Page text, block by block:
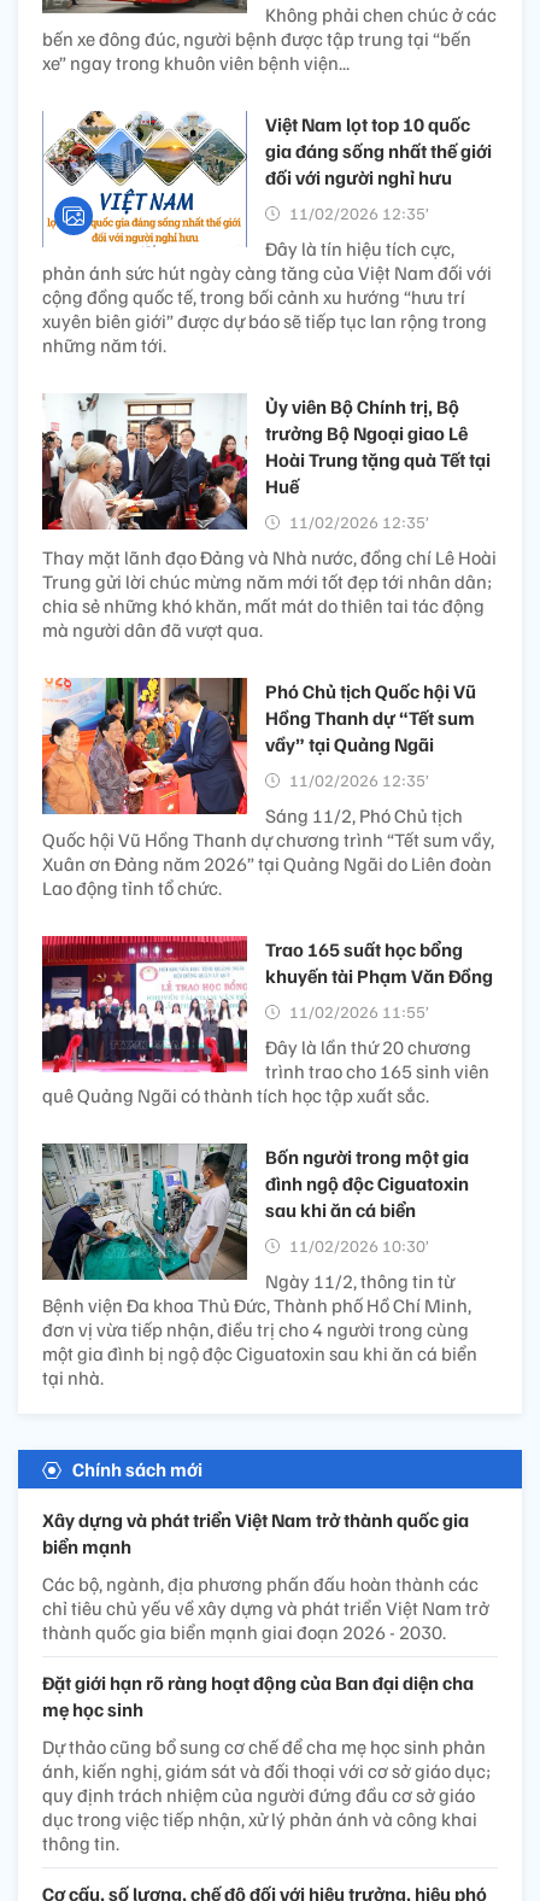
Không phải chen chúc ở các
bến xe đông đúc, người bệnh được tập trung tại “bến
xe” ngay trong khuôn viên bệnh viện...
Việt Nam lọt top 10 quốc
gia đáng sống nhất thế giới
đối với người nghỉ hưu
11/02/2026 12:35’
Đây là tín hiệu tích cực,
phản ánh sức hút ngày càng tăng của Việt Nam đối với
cộng đồng quốc tế, trong bối cảnh xu hướng “hưu trí
xuyên biên giới” được dự báo sẽ tiếp tục lan rộng trong
những năm tới.
Ủy viên Bộ Chính trị, Bộ
trưởng Bộ Ngoại giao Lê
Hoài Trung tặng quà Tết tại
Huế
11/02/2026 12:35’
Thay mặt lãnh đạo Đảng và Nhà nước, đồng chí Lê Hoài
Trung gửi lời chúc mừng năm mới tốt đẹp tới nhân dân;
chia sẻ những khó khăn, mất mát do thiên tai tác động
mà người dân đã vượt qua.
Phó Chủ tịch Quốc hội Vũ
Hồng Thanh dự “Tết sum
vầy” tại Quảng Ngãi
11/02/2026 12:35’
Sáng 11/2, Phó Chủ tịch
Quốc hội Vũ Hồng Thanh dự chương trình “Tết sum vầy,
Xuân ơn Đảng năm 2026” tại Quảng Ngãi do Liên đoàn
Lao động tỉnh tổ chức.
Trao 165 suất học bổng
khuyến tài Phạm Văn Đồng
11/02/2026 11:55’
Đây là lần thứ 20 chương
trình trao cho 165 sinh viên
quê Quảng Ngãi có thành tích học tập xuất sắc.
Bốn người trong một gia
đình ngộ độc Ciguatoxin
sau khi ăn cá biển
11/02/2026 10:30’
Ngày 11/2, thông tin từ
Bệnh viện Đa khoa Thủ Đức, Thành phố Hồ Chí Minh,
đơn vị vừa tiếp nhận, điều trị cho 4 người trong cùng
một gia đình bị ngộ độc Ciguatoxin sau khi ăn cá biển
tại nhà.
Chính sách mới
Xây dựng và phát triển Việt Nam trở thành quốc gia
biển mạnh
Các bộ, ngành, địa phương phấn đấu hoàn thành các
chỉ tiêu chủ yếu về xây dựng và phát triển Việt Nam trở
thành quốc gia biển mạnh giai đoạn 2026 - 2030.
Đặt giới hạn rõ ràng hoạt động của Ban đại diện cha
mẹ học sinh
Dự thảo cũng bổ sung cơ chế để cha mẹ học sinh phản
ánh, kiến nghị, giám sát và đối thoại với cơ sở giáo dục;
quy định trách nhiệm của người đứng đầu cơ sở giáo
dục trong việc tiếp nhận, xử lý phản ánh và công khai
thông tin.
Cơ cấu, số lượng, chế độ đối với hiệu trưởng, hiệu phó